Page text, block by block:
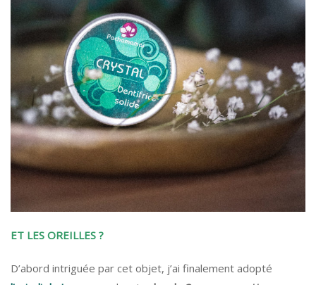
ET LES OREILLES ?
D’abord intriguée par cet objet, j’ai finalement adopté